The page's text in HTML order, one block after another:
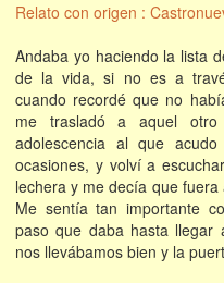
Relato con origen :
Andaba yo haciendo la lista
de la vida, si no es a
cuando recordé que no
me trasladó a aquel
adolescencia al que
ocasiones, y volví a
lechera y me decía que
Me sentía tan importante
paso que daba hasta llegar
nos llevábamos bien y la